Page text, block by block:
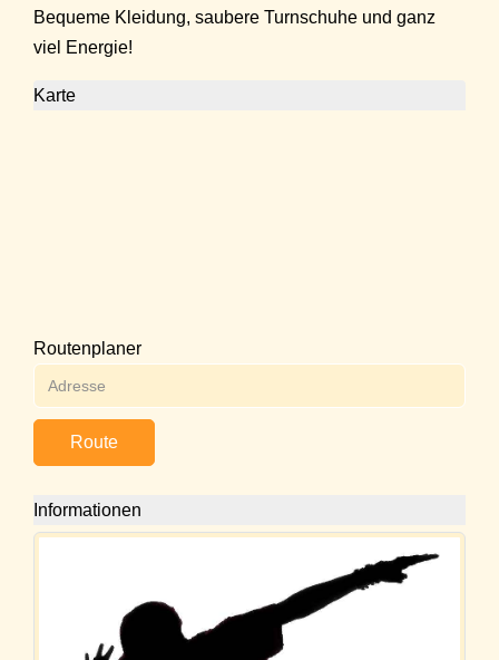
Bequeme Kleidung, saubere Turnschuhe und ganz
viel Energie!
Karte
Routenplaner
Route
Informationen